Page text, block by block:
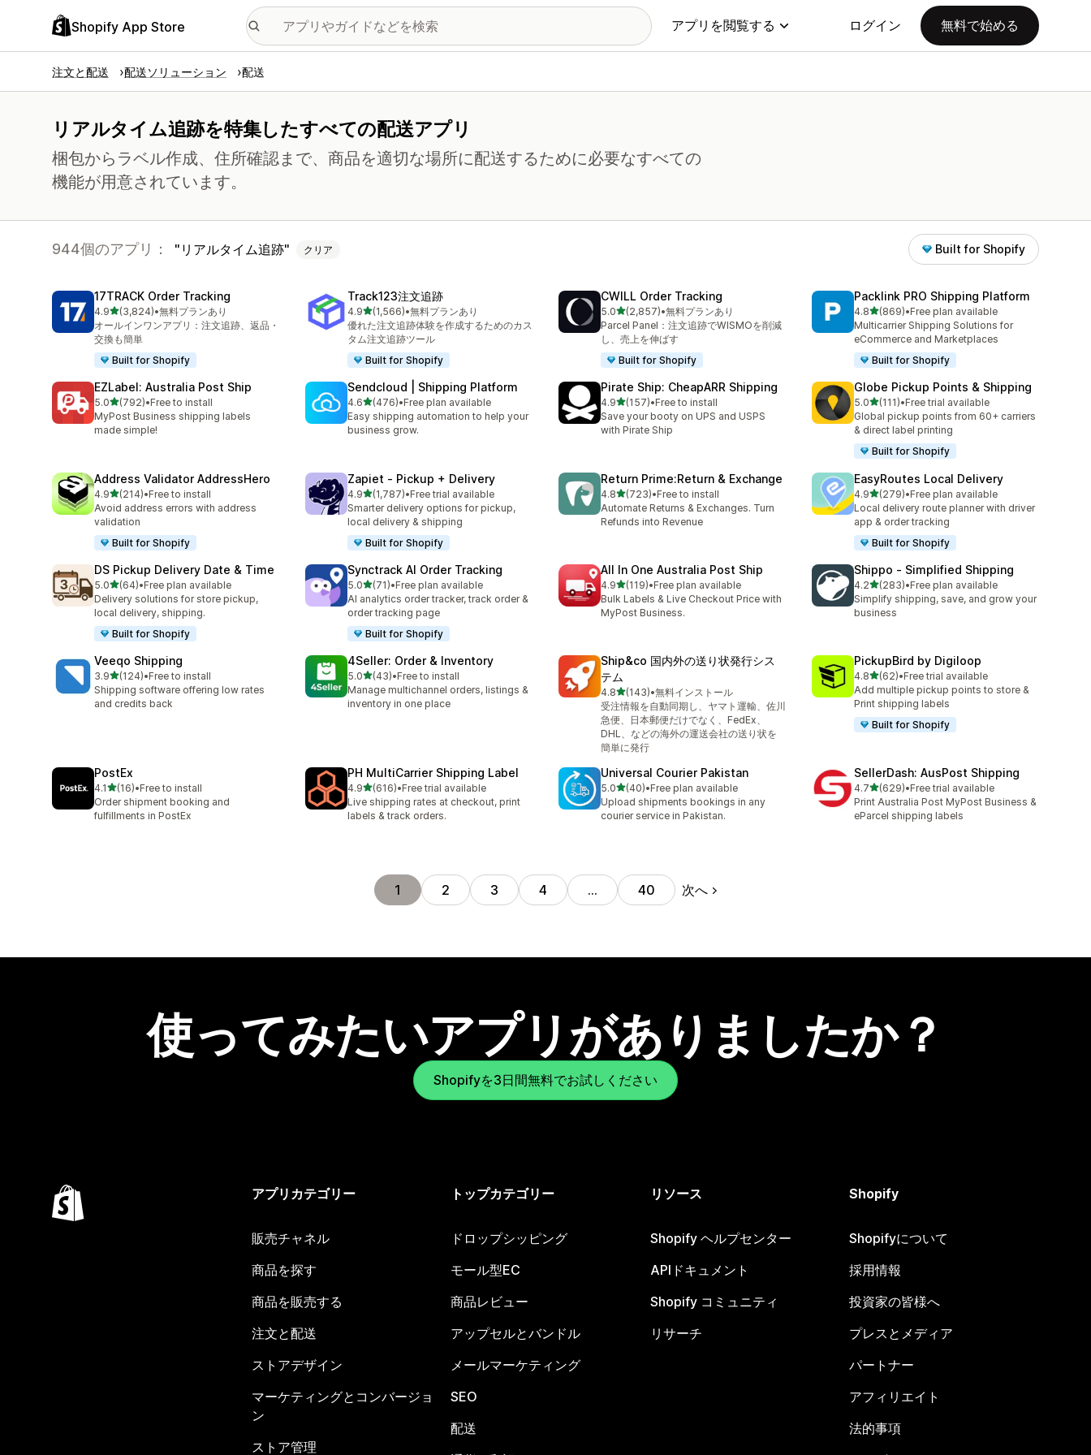
Shopify App Store アプリを閲覧する ログイン 無料で始める
注文と配送 配送ソリューション 配送
リアルタイム追跡を特集したすべての配送アプリ
梱包からラベル作成、住所確認まで、商品を適切な場所に配送するために必要なすべての
機能が用意されています。
944個のアプリ： リアルタイム追跡 クリア Built for Shopify
17TRACK Order Tracking
4.95つ星中
(3,824)
合計レビュー数：3824件
•無料プランあり
オールインワンアプリ：注文追跡、返品・
交換も簡単
Built for Shopify
Track123注文追跡
4.95つ星中
(1,566)
合計レビュー数：1566件
•無料プランあり
優れた注文追跡体験を作成するためのカス
タム注文追跡ツール
Built for Shopify
CWILL Order Tracking
5.05つ星中
(2,857)
合計レビュー数：2857件
•無料プランあり
Parcel Panel：注文追跡でWISMOを削減
し、売上を伸ばす
Built for Shopify
Packlink PRO Shipping Platform
4.85つ星中
(869)
合計レビュー数：869件
•Free plan available
Multicarrier Shipping Solutions for
eCommerce and Marketplaces
Built for Shopify
EZLabel: Australia Post Ship
5.05つ星中
(792)
合計レビュー数：792件
•Free to install
MyPost Business shipping labels
made simple!
Sendcloud | Shipping Platform
4.65つ星中
(476)
合計レビュー数：476件
•Free plan available
Easy shipping automation to help your
business grow.
Pirate Ship: CheapARR Shipping
4.95つ星中
(157)
合計レビュー数：157件
•Free to install
Save your booty on UPS and USPS
with Pirate Ship
Globe Pickup Points & Shipping
5.05つ星中
(111)
合計レビュー数：111件
•Free trial available
Global pickup points from 60+ carriers
& direct label printing
Built for Shopify
Address Validator AddressHero
4.95つ星中
(214)
合計レビュー数：214件
•Free to install
Avoid address errors with address
validation
Built for Shopify
Zapiet ‑ Pickup + Delivery
4.95つ星中
(1,787)
合計レビュー数：1787件
•Free trial available
Smarter delivery options for pickup,
local delivery & shipping
Built for Shopify
Return Prime:Return & Exchange
4.85つ星中
(723)
合計レビュー数：723件
•Free to install
Automate Returns & Exchanges. Turn
Refunds into Revenue
EasyRoutes Local Delivery
4.95つ星中
(279)
合計レビュー数：279件
•Free plan available
Local delivery route planner with driver
app & order tracking
Built for Shopify
DS Pickup Delivery Date & Time
5.05つ星中
(64)
合計レビュー数：64件
•Free plan available
Delivery solutions for store pickup,
local delivery, shipping.
Built for Shopify
Synctrack AI Order Tracking
5.05つ星中
(71)
合計レビュー数：71件
•Free plan available
AI analytics order tracker, track order &
order tracking page
Built for Shopify
All In One Australia Post Ship
4.95つ星中
(119)
合計レビュー数：119件
•Free plan available
Bulk Labels & Live Checkout Price with
MyPost Business.
Shippo ‑ Simplified Shipping
4.25つ星中
(283)
合計レビュー数：283件
•Free plan available
Simplify shipping, save, and grow your
business
Veeqo Shipping
3.95つ星中
(124)
合計レビュー数：124件
•Free to install
Shipping software offering low rates
and credits back
4Seller: Order & Inventory
5.05つ星中
(43)
合計レビュー数：43件
•Free to install
Manage multichannel orders, listings &
inventory in one place
Ship&co 国内外の送り状発行シス
テム
4.85つ星中
(143)
合計レビュー数：143件
•無料インストール
受注情報を自動同期し、ヤマト運輸、佐川
急便、日本郵便だけでなく、FedEx、
DHL、などの海外の運送会社の送り状を
簡単に発行
PickupBird by Digiloop
4.85つ星中
(62)
合計レビュー数：62件
•Free trial available
Add multiple pickup points to store &
Print shipping labels
Built for Shopify
PostEx
4.15つ星中
(16)
合計レビュー数：16件
•Free to install
Order shipment booking and
fulfillments in PostEx
PH MultiCarrier Shipping Label
4.95つ星中
(616)
合計レビュー数：616件
•Free trial available
Live shipping rates at checkout, print
labels & track orders.
Universal Courier Pakistan
5.05つ星中
(40)
合計レビュー数：40件
•Free plan available
Upload shipments bookings in any
courier service in Pakistan.
SellerDash: AusPost Shipping
4.75つ星中
(629)
合計レビュー数：629件
•Free trial available
Print Australia Post MyPost Business &
eParcel shipping labels
1 2 3 4 … 40 次へ
使ってみたいアプリがありましたか？
Shopifyを3日間無料でお試しください
アプリカテゴリー
販売チャネル
商品を探す
商品を販売する
注文と配送
ストアデザイン
マーケティングとコンバージョ
ン
ストア管理
トップカテゴリー
ドロップシッピング
モール型EC
商品レビュー
アップセルとバンドル
メールマーケティング
SEO
配送
リソース
Shopify ヘルプセンター
APIドキュメント
Shopify コミュニティ
リサーチ
Shopify
Shopifyについて
採用情報
投資家の皆様へ
プレスとメディア
パートナー
アフィリエイト
法的事項